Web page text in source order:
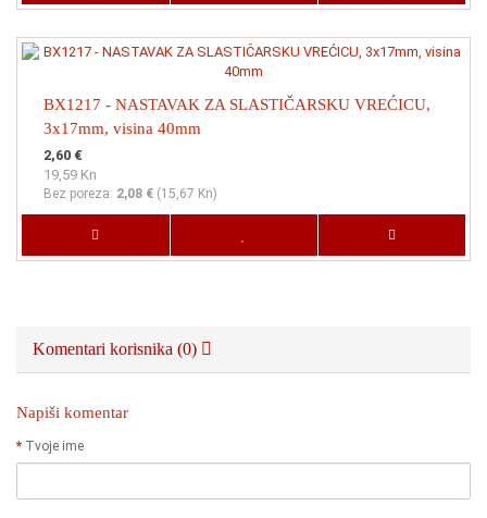
BX1217 - NASTAVAK ZA SLASTIČARSKU VREĆICU,
3x17mm, visina 40mm
2,60 €
19,59 Kn
Bez poreza: 2,08 € (15,67 Kn)
Komentari korisnika (0)
Napiši komentar
Tvoje ime